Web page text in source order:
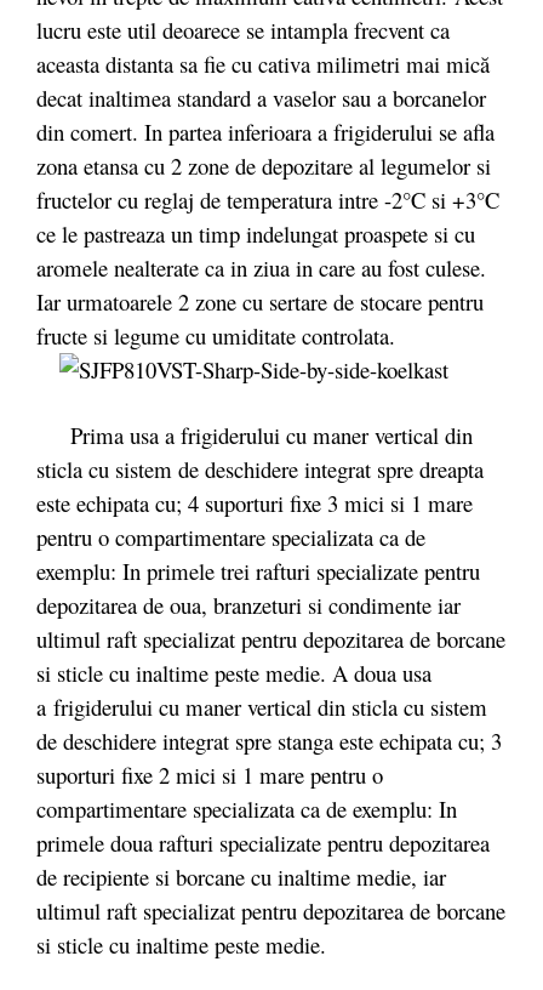
lucru este util deoarece se intampla frecvent ca
aceasta distanta sa fie cu cativa milimetri mai mică
decat inaltimea standard a vaselor sau a borcanelor
din comert. In partea inferioara a frigiderului se afla
zona etansa cu 2 zone de depozitare al legumelor si
fructelor cu reglaj de temperatura intre -2°C si +3°C
ce le pastreaza un timp indelungat proaspete si cu
aromele nealterate ca in ziua in care au fost culese.
Iar urmatoarele 2 zone cu sertare de stocare pentru
fructe si legume cu umiditate controlata.
Prima usa a frigiderului cu maner vertical din
sticla cu sistem de deschidere integrat spre dreapta
este echipata cu; 4 suporturi fixe 3 mici si 1 mare
pentru o compartimentare specializata ca de
exemplu: In primele trei rafturi specializate pentru
depozitarea de oua, branzeturi si condimente iar
ultimul raft specializat pentru depozitarea de borcane
si sticle cu inaltime peste medie. A doua usa
a frigiderului cu maner vertical din sticla cu sistem
de deschidere integrat spre stanga este echipata cu; 3
suporturi fixe 2 mici si 1 mare pentru o
compartimentare specializata ca de exemplu: In
primele doua rafturi specializate pentru depozitarea
de recipiente si borcane cu inaltime medie, iar
ultimul raft specializat pentru depozitarea de borcane
si sticle cu inaltime peste medie.